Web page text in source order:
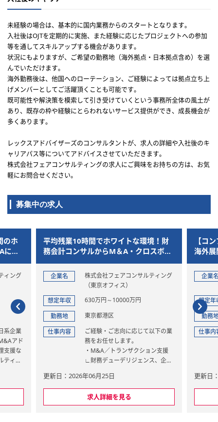
未経験の場合は、基本的に国内業務からのスタートとなります。
入社後はOJTを定期的に実施、また経験に応じたプロジェクトへの参加
等を通してスキルアップする機会があります。
状況にもよりますが、ご希望の勤務地（海外拠点・日本拠点含め）を選
んでいただけます。
海外勤務後は、他国へのローテーション、ご経験によっては拠点立ち上
げメンバーとしてご活躍頂くことも可能です。
既可能性や解決策を模索して引き受けていくという事務所全体の風土が
あり、既存の枠や経験にとらわれないサービス提供ができ、成長機会が
多くあります。
レックスアドバイザーズのコンサルタントが、求人の詳細や入社後のキ
ャリアパス等についてアドバイスさせていただきます。
株式会社フェアコンサルティングの求人にご興味をお持ちの方は、お気
軽にお問合せください。
募集中の求人
のホ
に挑
ィング
系企業
アド
支援な
ティン
を担っ
平均残業10時間でホワイトな環境！財
務会計コンサルからM＆A・クロスボー
ダー案件へと挑戦できるポジション
企業名
株式会社フェアコンサルティング
（東京オフィス）
想定年収
630万円～10000万円
勤務地
東京都港区
仕事内容
ご経験・ご志向に応じて以下の業
務をお任せします。
・M&A／トランザクション支援
∟財務デューデリジェンス、企業
・会計アドバイザリー
∟IFRS導入、連結決算支援、会計
論点整理
更新日：2026年06月25日
求人詳細を見る
【コ
海外
業を
計税務
企業
想定年
勤務
仕事内
更新日